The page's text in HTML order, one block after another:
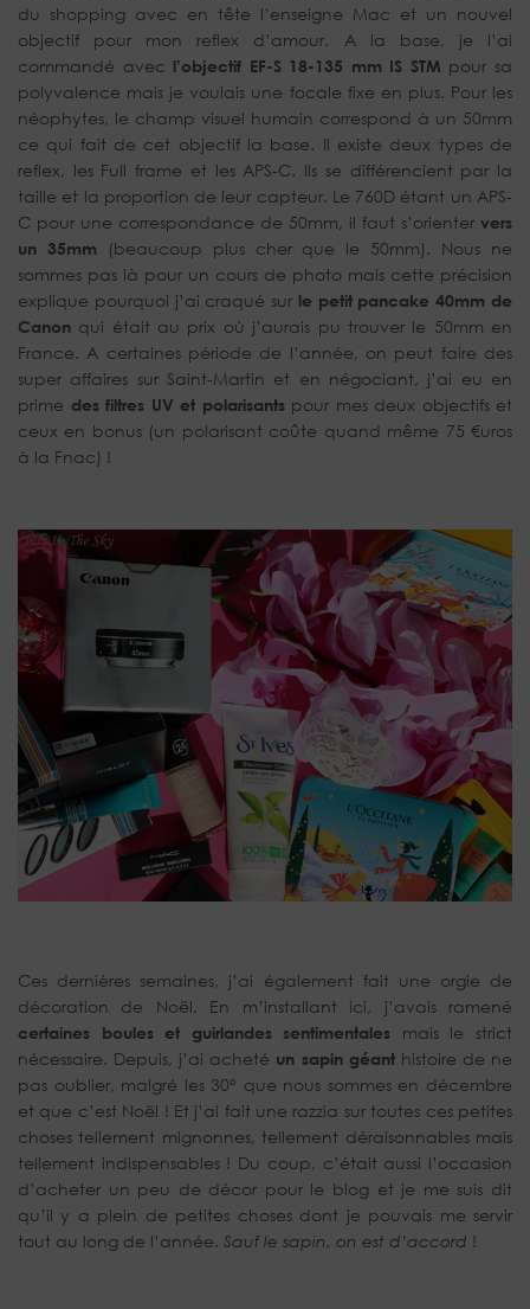
du shopping avec en tête l’enseigne Mac et un nouvel
objectif pour mon reflex d’amour. A la base, je l’ai
commandé avec l’objectif EF-S 18-135 mm IS STM pour sa
polyvalence mais je voulais une focale fixe en plus. Pour les
néophytes, le champ visuel humain correspond à un 50mm
ce qui fait de cet objectif la base. Il existe deux types de
reflex, les Full frame et les APS-C. Ils se différencient par la
taille et la proportion de leur capteur. Le 760D étant un APS-
C pour une correspondance de 50mm, il faut s’orienter vers
un 35mm (beaucoup plus cher que le 50mm). Nous ne
sommes pas là pour un cours de photo mais cette précision
explique pourquoi j’ai craqué sur le petit pancake 40mm de
Canon qui était au prix où j’aurais pu trouver le 50mm en
France. A certaines période de l’année, on peut faire des
super affaires sur Saint-Martin et en négociant, j’ai eu en
prime des filtres UV et polarisantspour mes deux objectifs et
ceux en bonus (un polarisant coûte quand même 75 €uros
à la Fnac) !
Ces dernières semaines, j’ai également fait une orgie de
décoration de Noël. En m’installant ici, j’avais ramené
certaines boules et guirlandes sentimentales mais le strict
nécessaire. Depuis, j’ai acheté un sapin géanthistoire de ne
pas oublier, malgré les 30° que nous sommes en décembre
et que c’est Noël ! Et j’ai fait une razzia sur toutes ces petites
choses tellement mignonnes, tellement déraisonnables mais
tellement indispensables ! Du coup, c’était aussi l’occasion
d’acheter un peu de décor pour le blog et je me suis dit
qu’il y a plein de petites choses dont je pouvais me servir
tout au long de l’année. Sauf le sapin, on est d’accord !